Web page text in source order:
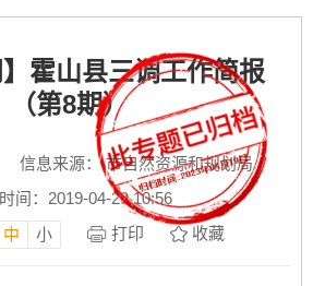
】霍山县三调工作简报
（第8期）
信息来源： 市自然资源和规划局
间：2019-04-29 10:56
中 小 打印 收藏